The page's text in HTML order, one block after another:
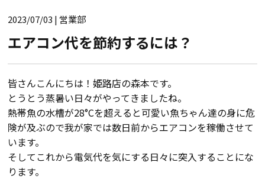
来店予約
HOME
物件検索
会員登録
分譲モデルハウス
2023/07/03 | 営業部
エアコン代を節約するには？
皆さんこんにちは！姫路店の森本です。
とうとう蒸暑い日々がやってきましたね。
熱帯魚の水槽が28°Cを超えると可愛い魚ちゃん達の身に危
険が及ぶので我が家では数日前からエアコンを稼働させて
います。
そしてこれから電気代を気にする日々に突入することにな
ります。